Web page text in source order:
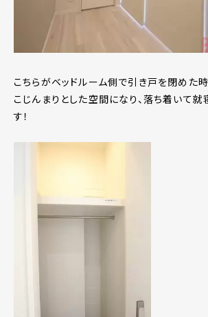
こちらがベッドルーム側で引き戸を閉めた
こじんまりとした空間になり、落ち着いて就
す！